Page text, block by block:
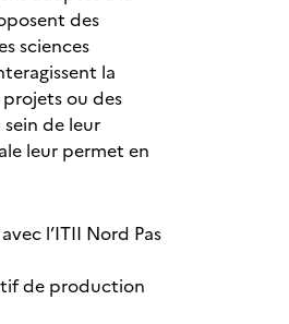
des
sciences
la
ou des
de leur
leur permet en
l’ITII Nord Pas
de production